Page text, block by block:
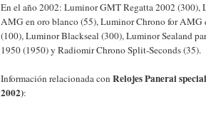
En el año 2002: Luminor GMT Regatta 2002 (300),
AMG en oro blanco (55), Luminor Chrono for AMG
(100), Luminor Blackseal (300), Luminor Sealand
1950 (1950) y Radiomir Chrono Split-Seconds (35).
Información relacionada con Relojes Panerai
2002):